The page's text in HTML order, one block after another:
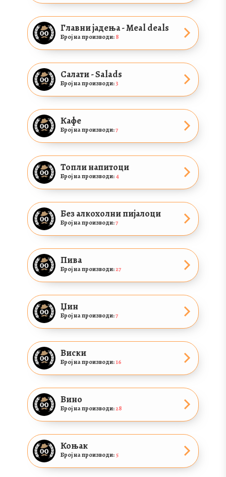
Главни јадења - Meal deals
Број на производи:8
Салати - Salads
Број на производи:3
Кафе
Број на производи:7
Топли напитоци
Број на производи:4
Без алкохолни пијалоци
Број на производи:7
Пива
Број на производи:27
Џин
Број на производи:7
Виски
Број на производи:16
Вино
Број на производи:28
Коњак
Број на производи:5